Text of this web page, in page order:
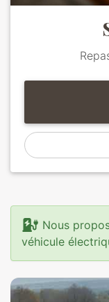
Nous
véhicule